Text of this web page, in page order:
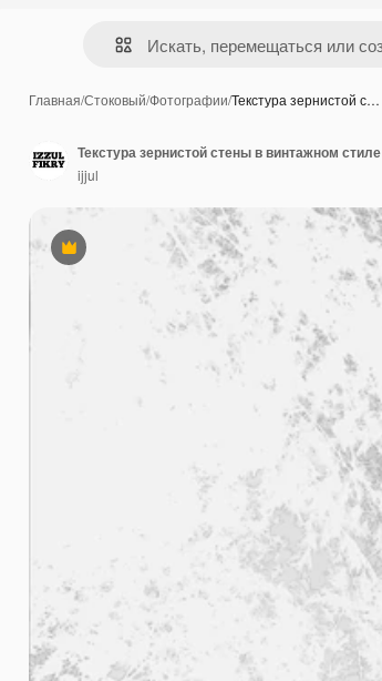
Главная/Стоковый/Фотографии/Текстура зернистой с…
Премиум
Текстура зернистой стены в винтажном стиле
ijjul